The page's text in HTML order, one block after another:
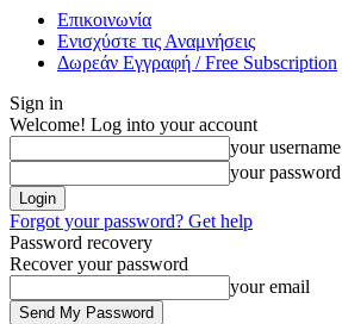
Επικοινωνία
Ενισχύστε τις Αναμνήσεις
Δωρεάν Εγγραφή / Free Subscription
Sign in
Welcome! Log into your account
your username
your password
Forgot your password? Get help
Password recovery
Recover your password
your email